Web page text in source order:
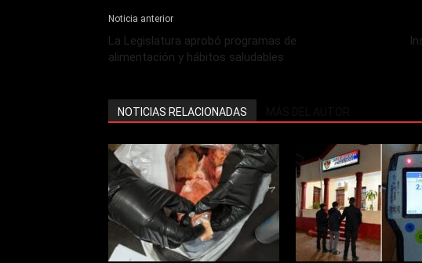
Noticia anterior
La Legislatura aprobó programas de
alimentación y hábitos saludables
NOTICIAS RELACIONADAS